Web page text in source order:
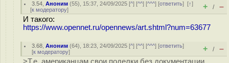
3.54 ,Аноним (55), 15:37, 24/09/2025 [^] [^^] [^^^] [ответить][↑]
[к модератору] + / –
И такого:
https://www.opennet.ru/opennews/art.shtml?num=63677
3.68 ,Аноним (64), 18:23, 24/09/2025 [^] [^^] [^^^] [ответить]
[к модератору] + / –